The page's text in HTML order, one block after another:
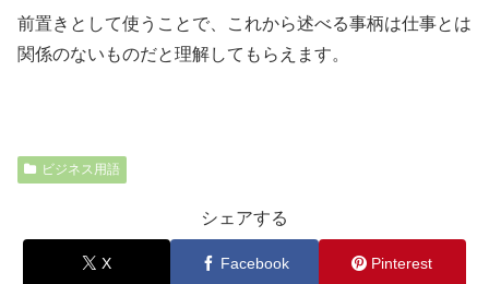
前置きとして使うことで、これから述べる事柄は仕事とは
関係のないものだと理解してもらえます。
ビジネス用語
シェアする
X Facebook Pinterest